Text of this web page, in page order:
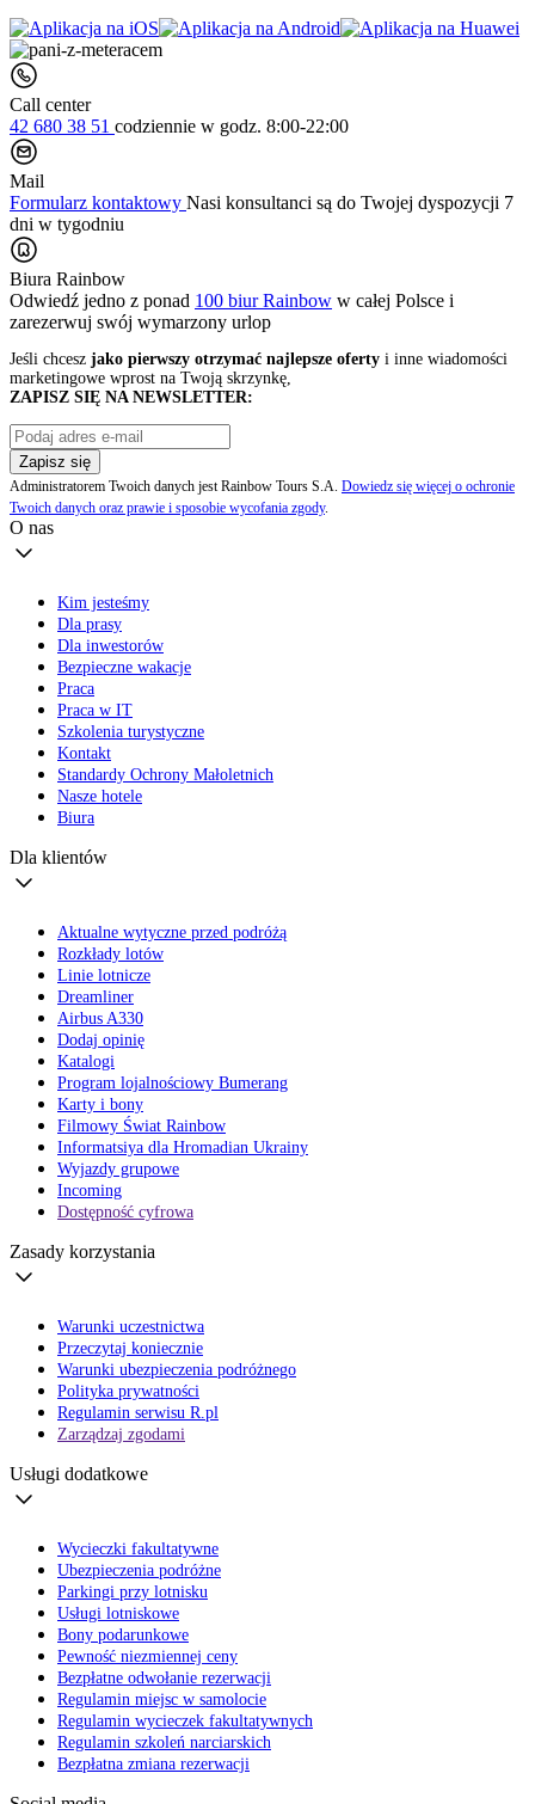
Call center
42 680 38 51 codziennie w godz. 8:00-22:00
Mail
Formularz kontaktowy Nasi konsultanci są do Twojej dyspozycji 7
dni w tygodniu
Biura Rainbow
Odwiedź jedno z ponad 100 biur Rainbow w całej Polsce i
zarezerwuj swój wymarzony urlop
Jeśli chcesz jako pierwszy otrzymać najlepsze oferty i inne wiadomości
marketingowe wprost na Twoją skrzynkę,
ZAPISZ SIĘ NA NEWSLETTER:
Zapisz się
Administratorem Twoich danych jest Rainbow Tours S.A. Dowiedz się więcej o ochronie
Twoich danych oraz prawie i sposobie wycofania zgody.
O nas
Kim jesteśmy
Dla prasy
Dla inwestorów
Bezpieczne wakacje
Praca
Praca w IT
Szkolenia turystyczne
Kontakt
Standardy Ochrony Małoletnich
Nasze hotele
Biura
Dla klientów
Aktualne wytyczne przed podróżą
Rozkłady lotów
Linie lotnicze
Dreamliner
Airbus A330
Dodaj opinię
Katalogi
Program lojalnościowy Bumerang
Karty i bony
Filmowy Świat Rainbow
Informatsiya dla Hromadian Ukrainy
Wyjazdy grupowe
Incoming
Dostępność cyfrowa
Zasady korzystania
Warunki uczestnictwa
Przeczytaj koniecznie
Warunki ubezpieczenia podróżnego
Polityka prywatności
Regulamin serwisu R.pl
Zarządzaj zgodami
Usługi dodatkowe
Wycieczki fakultatywne
Ubezpieczenia podróżne
Parkingi przy lotnisku
Usługi lotniskowe
Bony podarunkowe
Pewność niezmiennej ceny
Bezpłatne odwołanie rezerwacji
Regulamin miejsc w samolocie
Regulamin wycieczek fakultatywnych
Regulamin szkoleń narciarskich
Bezpłatna zmiana rezerwacji